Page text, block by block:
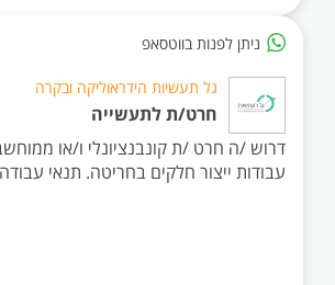
ניתן לפנות בווטסאפ
גל תעשיות הידראוליקה ובקרה
חרט/ת לתעשייה
דרוש /ה חרט /ת קונבנציונלי ו/או
עבודות ייצור חלקים בחריטה. תנאי